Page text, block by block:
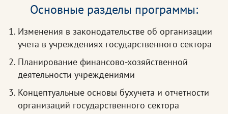
Основные разделы программы:
Изменения в законодательстве об организации
учета в учреждениях государственного сектора
Планирование финансово-хозяйственной
деятельности учреждениями
Концептуальные основы бухучета и отчетности
организаций государственного сектора